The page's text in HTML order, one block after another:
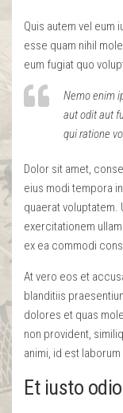
Quis autem vel eum
esse quam nihil
eum fugiat quo
Nemo enim
aut odit aut
qui ratione
Dolor sit amet,
eius modi tempora
quaerat voluptatem.
exercitationem
ex ea commodi
At vero eos et
blanditiis
dolores et quas
non provident,
animi, id est
Et iusto